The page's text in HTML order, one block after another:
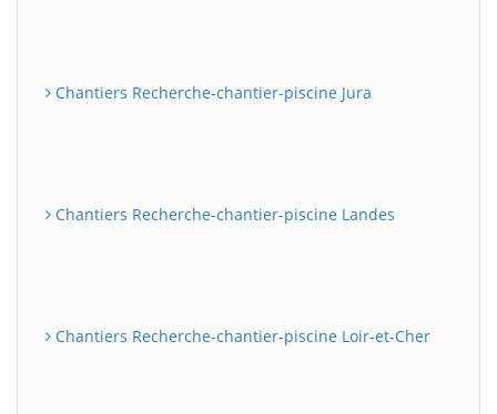
Chantiers Recherche-chantier-piscine Jura
Chantiers Recherche-chantier-piscine Landes
Chantiers Recherche-chantier-piscine Loir-et-Cher